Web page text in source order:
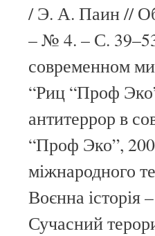
/ Э. А. Паин //
– № 4. – С.
современном
“Риц “Проф
антитеррор в
“Проф Эко”,
міжнародного
Воєнна
Сучасний